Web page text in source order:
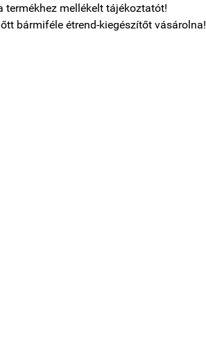
termékhez mellékelt tájékoztatót!
bármiféle étrend-kiegészítőt vásárolna!